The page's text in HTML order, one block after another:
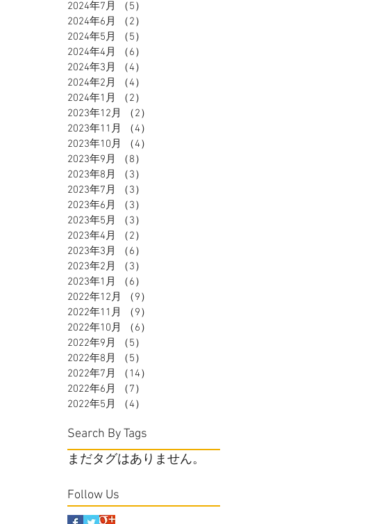
2024年7月
（5）
2024年6月
（2）
2024年5月
（5）
2024年4月
（6）
2024年3月
（4）
2024年2月
（4）
2024年1月
（2）
2023年12月
（2）
2023年11月
（4）
2023年10月
（4）
2023年9月
（8）
2023年8月
（3）
2023年7月
（3）
2023年6月
（3）
2023年5月
（3）
2023年4月
（2）
2023年3月
（6）
2023年2月
（3）
2023年1月
（6）
2022年12月
（9）
2022年11月
（9）
2022年10月
（6）
2022年9月
（5）
2022年8月
（5）
2022年7月
（14）
2022年6月
（7）
2022年5月
（4）
Search By Tags
まだタグはありません。
Follow Us